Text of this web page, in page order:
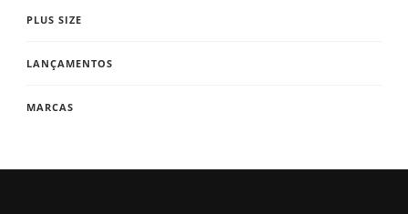
PLUS SIZE
LANÇAMENTOS
MARCAS